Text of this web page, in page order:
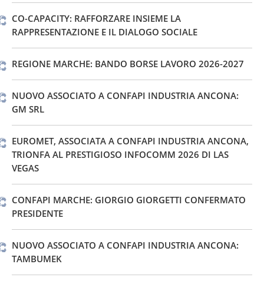
CO-CAPACITY: RAFFORZARE INSIEME LA
RAPPRESENTAZIONE E IL DIALOGO SOCIALE
REGIONE MARCHE: BANDO BORSE LAVORO 2026-2027
NUOVO ASSOCIATO A CONFAPI INDUSTRIA ANCONA:
GM SRL
EUROMET, ASSOCIATA A CONFAPI INDUSTRIA ANCONA,
TRIONFA AL PRESTIGIOSO INFOCOMM 2026 DI LAS
VEGAS
CONFAPI MARCHE: GIORGIO GIORGETTI CONFERMATO
PRESIDENTE
NUOVO ASSOCIATO A CONFAPI INDUSTRIA ANCONA:
TAMBUMEK